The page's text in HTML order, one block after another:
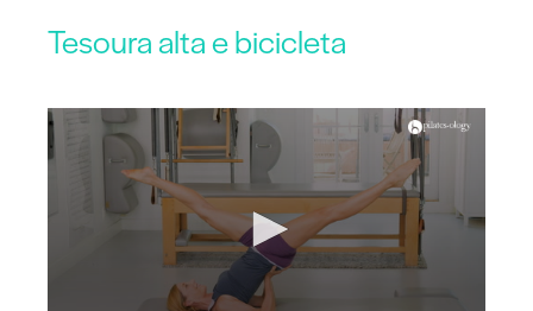
Tesoura alta e bicicleta